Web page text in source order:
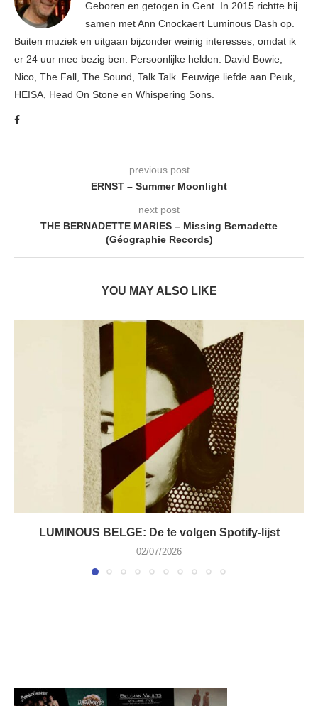
Geboren en getogen in Gent. In 2015 richtte hij
samen met Ann Cnockaert Luminous Dash op.
Buiten muziek en uitgaan bijzonder weinig interesses, omdat ik
er 24 uur mee bezig ben. Persoonlijke helden: David Bowie,
Nico, The Fall, The Sound, Talk Talk. Eeuwige liefde aan Peuk,
HEISA, Head On Stone en Whispering Sons.
previous post
ERNST – Summer Moonlight
next post
THE BERNADETTE MARIES – Missing Bernadette
(Géographie Records)
YOU MAY ALSO LIKE
LUMINOUS BELGE: De te volgen Spotify-lijst
02/07/2026